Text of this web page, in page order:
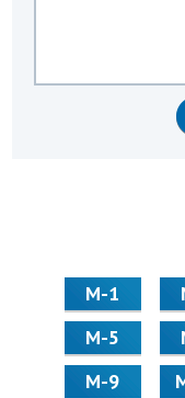
М-1
М-5
М-9